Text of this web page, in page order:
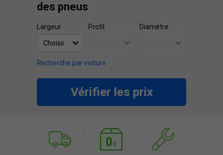
des pneus
Largeur Profil Diamètre
Recherche par voiture
Vérifier les prix